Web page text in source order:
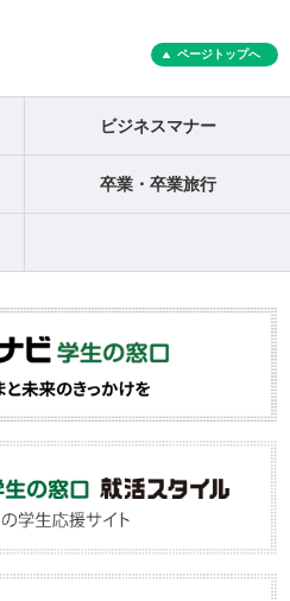
ページトップへ
ビジネスマナー
卒業・卒業旅行